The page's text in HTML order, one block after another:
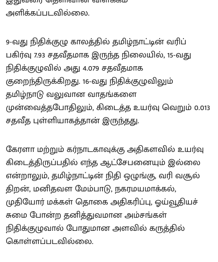
அளிக்கப்படவில்லை.
9-வது நிதிக்குழு காலத்தில் தமிழ்நாட்டின் வரிப்
பகிர்வு 7.93 சதவீதமாக இருந்த நிலையில், 15-வது
நிதிக்குழுவில் அது 4.079 சதவீதமாக
குறைந்திருக்கிறது. 16-வது நிதிக்குழுவிலும்
தமிழ்நாடு வலுவான வாதங்களை
முன்வைத்தபோதிலும், கிடைத்த உயர்வு வெறும் 0.013
சதவீத புள்ளியாகத்தான் இருந்தது.
கேரளா மற்றும் கர்நாடகாவுக்கு அதிகளவில் உயர்வு
கிடைத்திருப்பதில் எந்த ஆட்சேபனையும் இல்லை
என்றாலும், தமிழ்நாட்டின் நிதி ஒழுங்கு, வரி வசூல்
திறன், மனிதவள மேம்பாடு, நகரமயமாக்கல்,
முதியோர் மக்கள் தொகை அதிகரிப்பு, ஓய்வூதியச்
சுமை போன்ற தனித்துவமான அம்சங்கள்
நிதிக்குழுவால் போதுமான அளவில் கருத்தில்
கொள்ளப்படவில்லை.